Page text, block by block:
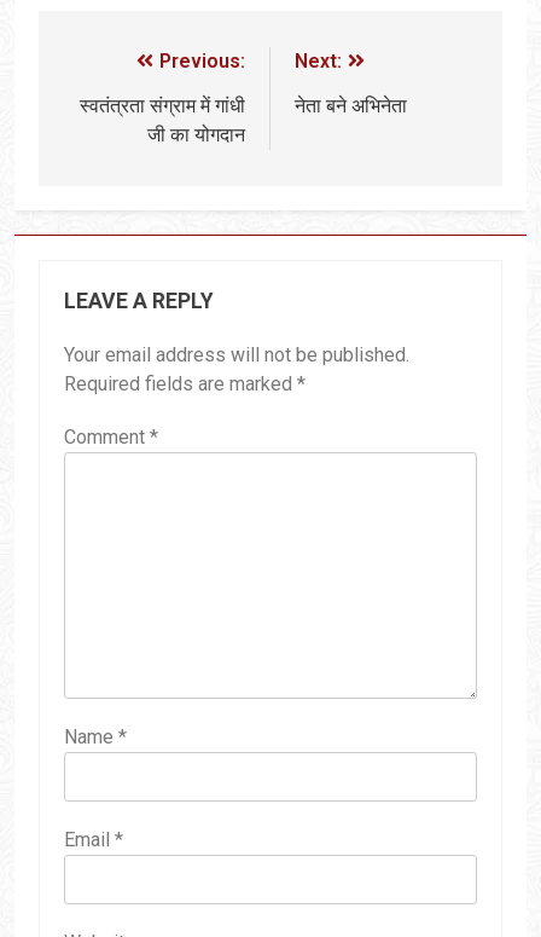
Previous:
स्वतंत्रता संग्राम में गांधी
जी का योगदान
Next:
नेता बने अभिनेता
LEAVE A REPLY
Your email address will not be published.
Required fields are marked *
Comment *
Name *
Email *